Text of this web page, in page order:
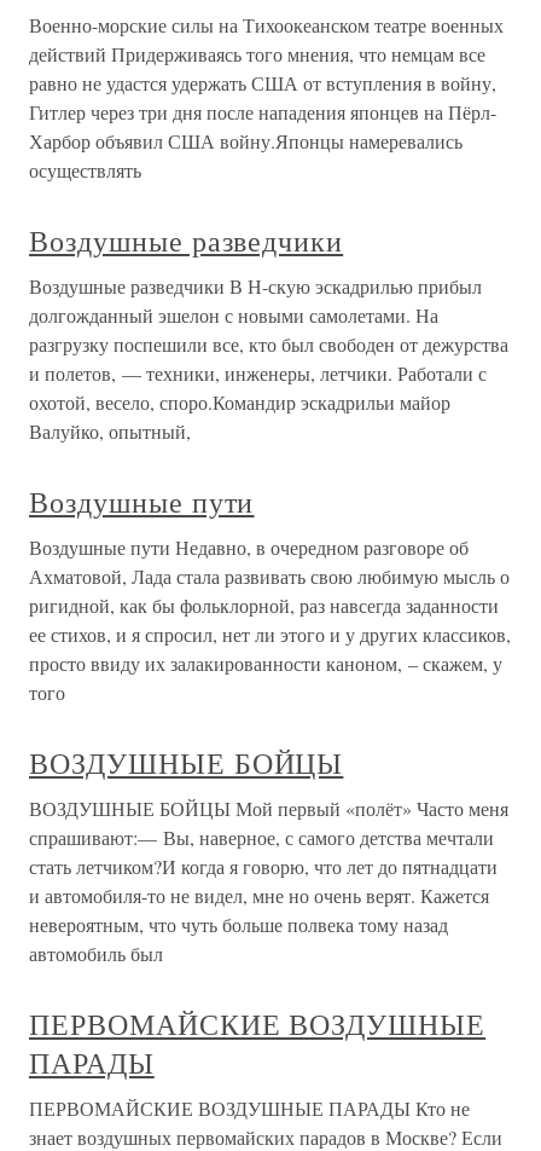
Военно-морские силы на Тихоокеанском театре военных
действий Придерживаясь того мнения, что немцам все
равно не удастся удержать США от вступления в войну,
Гитлер через три дня после нападения японцев на Пёрл-
Харбор объявил США войну.Японцы намеревались
осуществлять
Воздушные разведчики
Воздушные разведчики В Н-скую эскадрилью прибыл
долгожданный эшелон с новыми самолетами. На
разгрузку поспешили все, кто был свободен от дежурства
и полетов, — техники, инженеры, летчики. Работали с
охотой, весело, споро.Командир эскадрильи майор
Валуйко, опытный,
Воздушные пути
Воздушные пути Недавно, в очередном разговоре об
Ахматовой, Лада стала развивать свою любимую мысль о
ригидной, как бы фольклорной, раз навсегда заданности
ее стихов, и я спросил, нет ли этого и у других классиков,
просто ввиду их залакированности каноном, – скажем, у
того
ВОЗДУШНЫЕ БОЙЦЫ
ВОЗДУШНЫЕ БОЙЦЫ Мой первый «полёт» Часто меня
спрашивают:— Вы, наверное, с самого детства мечтали
стать летчиком?И когда я говорю, что лет до пятнадцати
и автомобиля-то не видел, мне но очень верят. Кажется
невероятным, что чуть больше полвека тому назад
автомобиль был
ПЕРВОМАЙСКИЕ ВОЗДУШНЫЕ
ПАРАДЫ
ПЕРВОМАЙСКИЕ ВОЗДУШНЫЕ ПАРАДЫ Кто не
знает воздушных первомайских парадов в Москве? Если